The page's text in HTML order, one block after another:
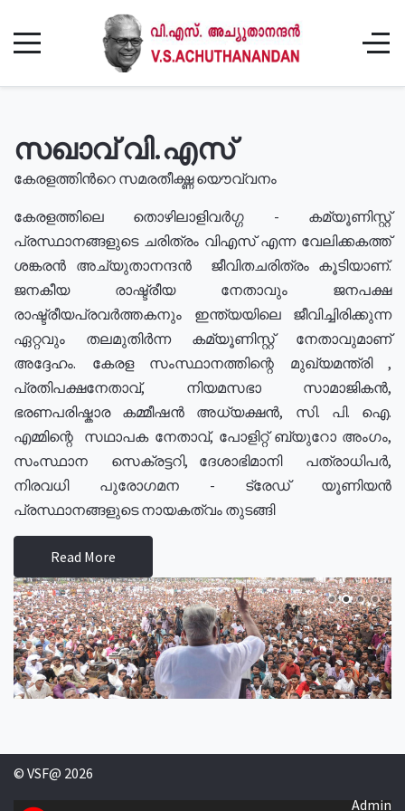
സഖാവ് വി.എസ്
കേരളത്തിൻറെ സമരതീക്ഷ്ണ യൌവ്വനം
കേരളത്തിലെ തൊഴിലാളിവർഗ്ഗ - കമ്യൂണിസ്റ്റ്
പ്രസ്ഥാനങ്ങളുടെ ചരിത്രം വിഎസ് എന്ന വേലിക്കകത്ത്
ശങ്കരൻ അച്യുതാനന്ദൻ ജീവിതചരിത്രം കൂടിയാണ്.
ജനകീയ രാഷ്ട്രീയ നേതാവും ജനപക്ഷ
രാഷ്ട്രീയപ്രവർത്തകനും ഇന്ത്യയിലെ ജീവിച്ചിരിക്കുന്ന
ഏറ്റവും തലമുതിർന്ന കമ്യൂണിസ്റ്റ് നേതാവുമാണ്
അദ്ദേഹം. കേരള സംസ്ഥാനത്തിന്റെ മുഖ്യമന്ത്രി ,
പ്രതിപക്ഷനേതാവ്, നിയമസഭാ സാമാജികൻ,
ഭരണപരിഷ്കാര കമ്മീഷൻ അധ്യക്ഷൻ, സി. പി. ഐ.
എമ്മിന്റെ സഥാപക നേതാവ്, പോളിറ്റ് ബ്യുറോ അംഗം,
സംസ്ഥാന സെക്രട്ടറി, ദേശാഭിമാനി പത്രാധിപർ,
നിരവധി പുരോഗമന - ട്രേഡ് യൂണിയൻ
പ്രസ്ഥാനങ്ങളുടെ നായകത്വം തുടങ്ങി
Read More
© VSF@ 2026
Admin